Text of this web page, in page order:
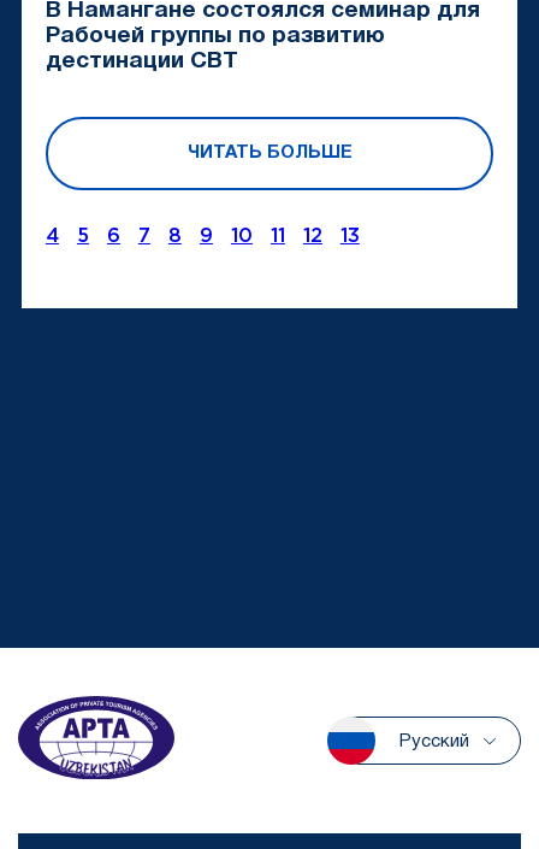
В Намангане состоялся семинар для
Рабочей группы по развитию
дестинации CBT
ЧИТАТЬ БОЛЬШЕ
4 5 6 7 8 9 10 11 12 13
Русский